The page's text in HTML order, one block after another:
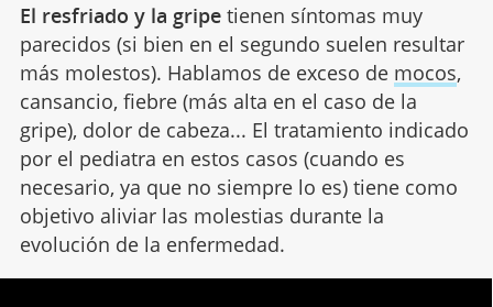
El resfriado y la gripetienen síntomas muy
parecidos (si bien en el segundo suelen resultar
más molestos). Hablamos de exceso de mocos,
cansancio, fiebre (más alta en el caso de la
gripe), dolor de cabeza... El tratamiento indicado
por el pediatra en estos casos (cuando es
necesario, ya que no siempre lo es) tiene como
objetivo aliviar las molestias durante la
evolución de la enfermedad.